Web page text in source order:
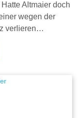
Altmaier doch
wegen der
verlieren…